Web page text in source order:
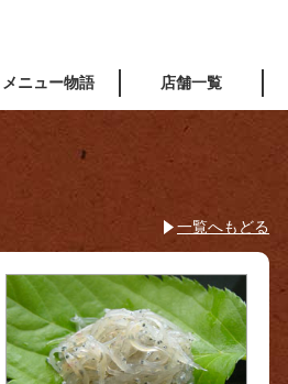
メニュー物語 店舗一覧
一覧へもどる